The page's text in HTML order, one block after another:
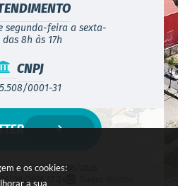
e os cookies:
a sua
segunda-feira a sexta-
8h às 17h
CNPJ
0001-31
3.5.3 - 19/06/2026
06/08/2026 17:24